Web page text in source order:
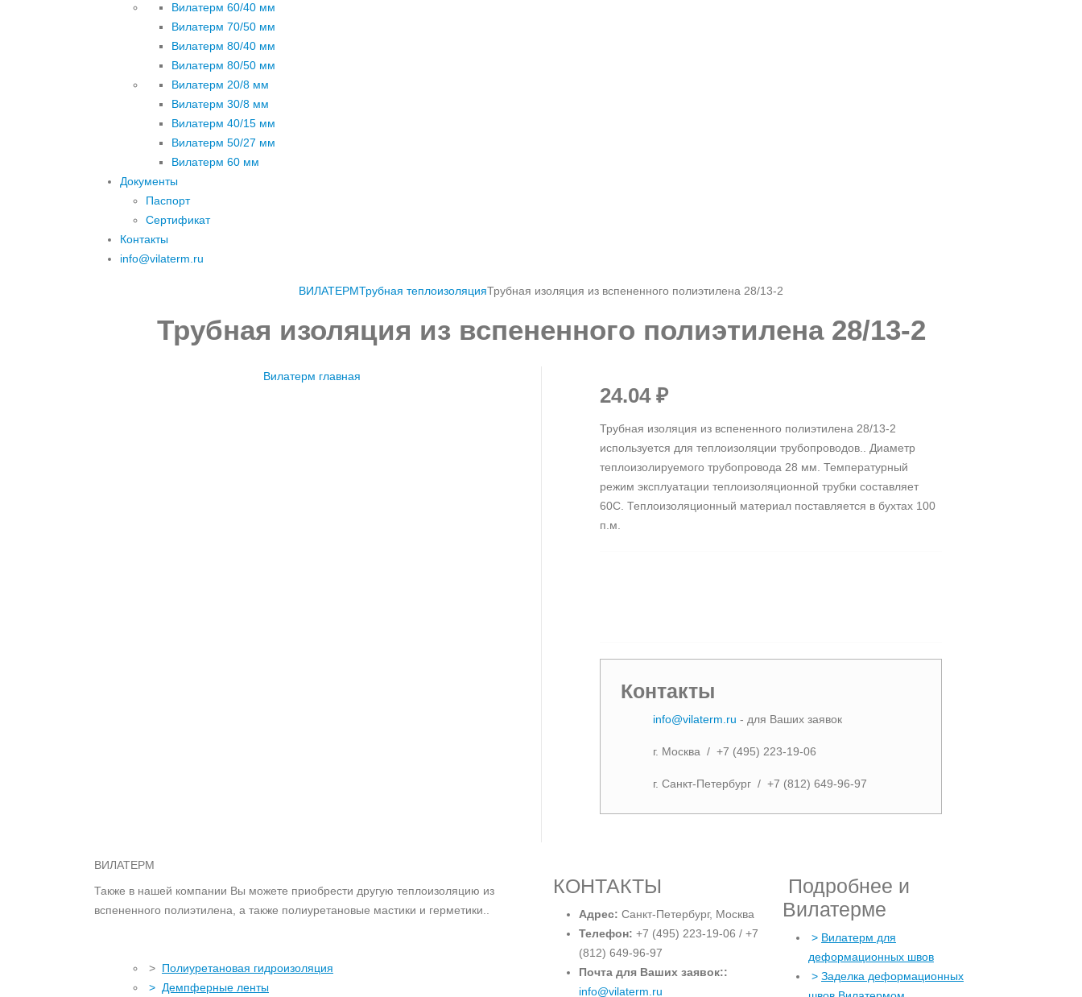
Вилатерм 60/40 мм
Вилатерм 70/50 мм
Вилатерм 80/40 мм
Вилатерм 80/50 мм
Вилатерм 20/8 мм
Вилатерм 30/8 мм
Вилатерм 40/15 мм
Вилатерм 50/27 мм
Вилатерм 60 мм
Документы
Паспорт
Сертификат
Контакты
info@vilaterm.ru
ВИЛАТЕРМТрубная теплоизоляцияТрубная изоляция из вспененного полиэтилена 28/13-2
Трубная изоляция из вспененного полиэтилена 28/13-2
Вилатерм главная
24.04 ₽
Трубная изоляция из вспененного полиэтилена 28/13-2
используется для теплоизоляции трубопроводов.. Диаметр
теплоизолируемого трубопровода 28 мм. Температурный
режим эксплуатации теплоизоляционной трубки составляет
60С. Теплоизоляционный материал поставляется в бухтах 100
п.м.
Контакты
info@vilaterm.ru - для Ваших заявок
г. Москва / +7 (495) 223-19-06
г. Санкт-Петербург / +7 (812) 649-96-97
ВИЛАТЕРМ
Также в нашей компании Вы можете приобрести другую теплоизоляцию из
вспененного полиэтилена, а также полиуретановые мастики и герметики..
> Полиуретановая гидроизоляция
> Демпферные ленты
КОНТАКТЫ
Адрес: Санкт-Петербург, Москва
Телефон: +7 (495) 223-19-06 / +7
(812) 649-96-97
Почта для Ваших заявок::
info@vilaterm.ru
Подробнее и
Вилатерме
> Вилатерм для
деформационных швов
> Заделка деформационных